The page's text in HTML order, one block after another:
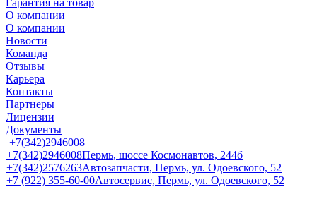
Гарантия на товар
О компании
О компании
Новости
Команда
Отзывы
Карьера
Контакты
Партнеры
Лицензии
Документы
+7(342)2946008
+7(342)2946008Пермь, шоссе Космонавтов, 244б
+7(342)2576263Автозапчасти, Пермь, ул. Одоевского, 52
+7 (922) 355-60-00Автосервис, Пермь, ул. Одоевского, 52